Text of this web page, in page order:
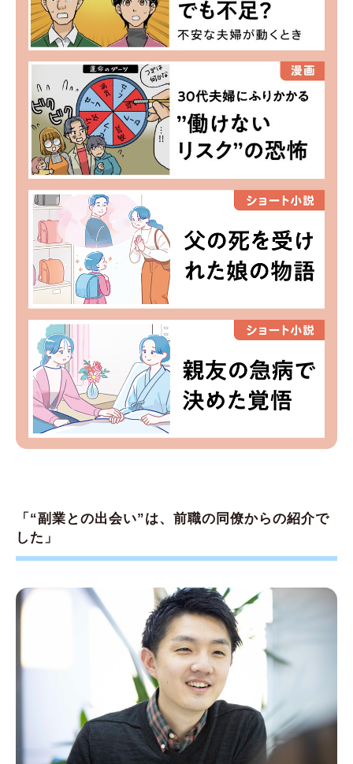
「“副業との出会い”は、前職の同僚からの紹介で
した」